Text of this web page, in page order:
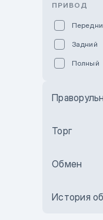
Бежевый
ПРИВОД
Задний
Полный
Торг
Обмен
История